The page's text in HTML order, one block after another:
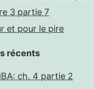
3 partie 7
et pour le pire
récents
ch. 4 partie 2